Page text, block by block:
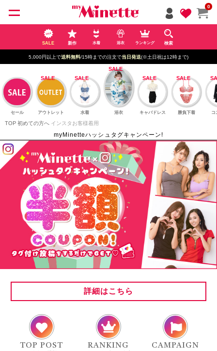
0
SALE 新作 水着 浴衣 ランキング 検索
5,000円以上で送料無料/15時までの注文で当日発送(※土日祝は12時まで)
セール アウトレット 水着 浴衣 キャバドレス 勝負下着 コ
TOP 初めての方へ インスタお客様着用
myMinetteハッシュタグキャンペーン!
詳細はこちら
TOP POST RANKING CAMPAIGN
ペー
ジト
ップ